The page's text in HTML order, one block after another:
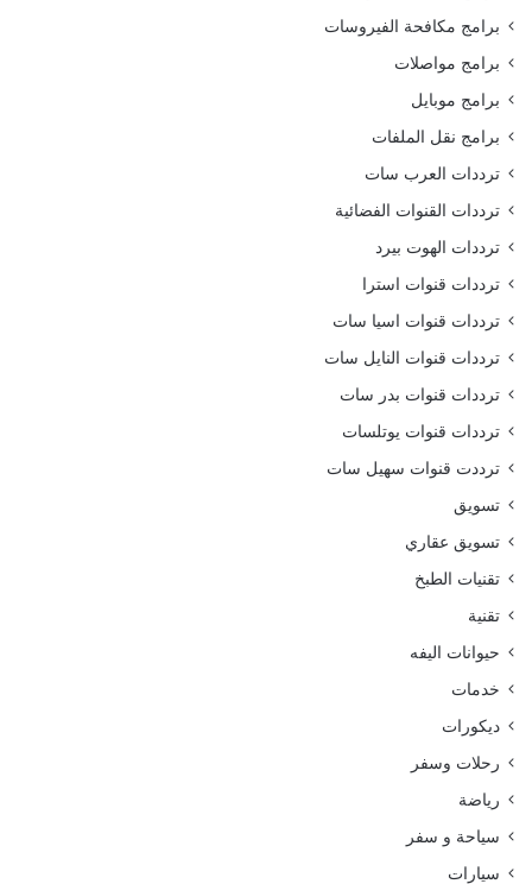
برامج مكافحة الفيروسات
برامج مواصلات
برامج موبايل
برامج نقل الملفات
ترددات العرب سات
ترددات القنوات الفضائية
ترددات الهوت بيرد
ترددات قنوات استرا
ترددات قنوات اسيا سات
ترددات قنوات النايل سات
ترددات قنوات بدر سات
ترددات قنوات يوتلسات
ترددت قنوات سهيل سات
تسويق
تسويق عقاري
تقنيات الطبخ
تقنية
حيوانات اليفه
خدمات
ديكورات
رحلات وسفر
رياضة
سياحة و سفر
سيارات